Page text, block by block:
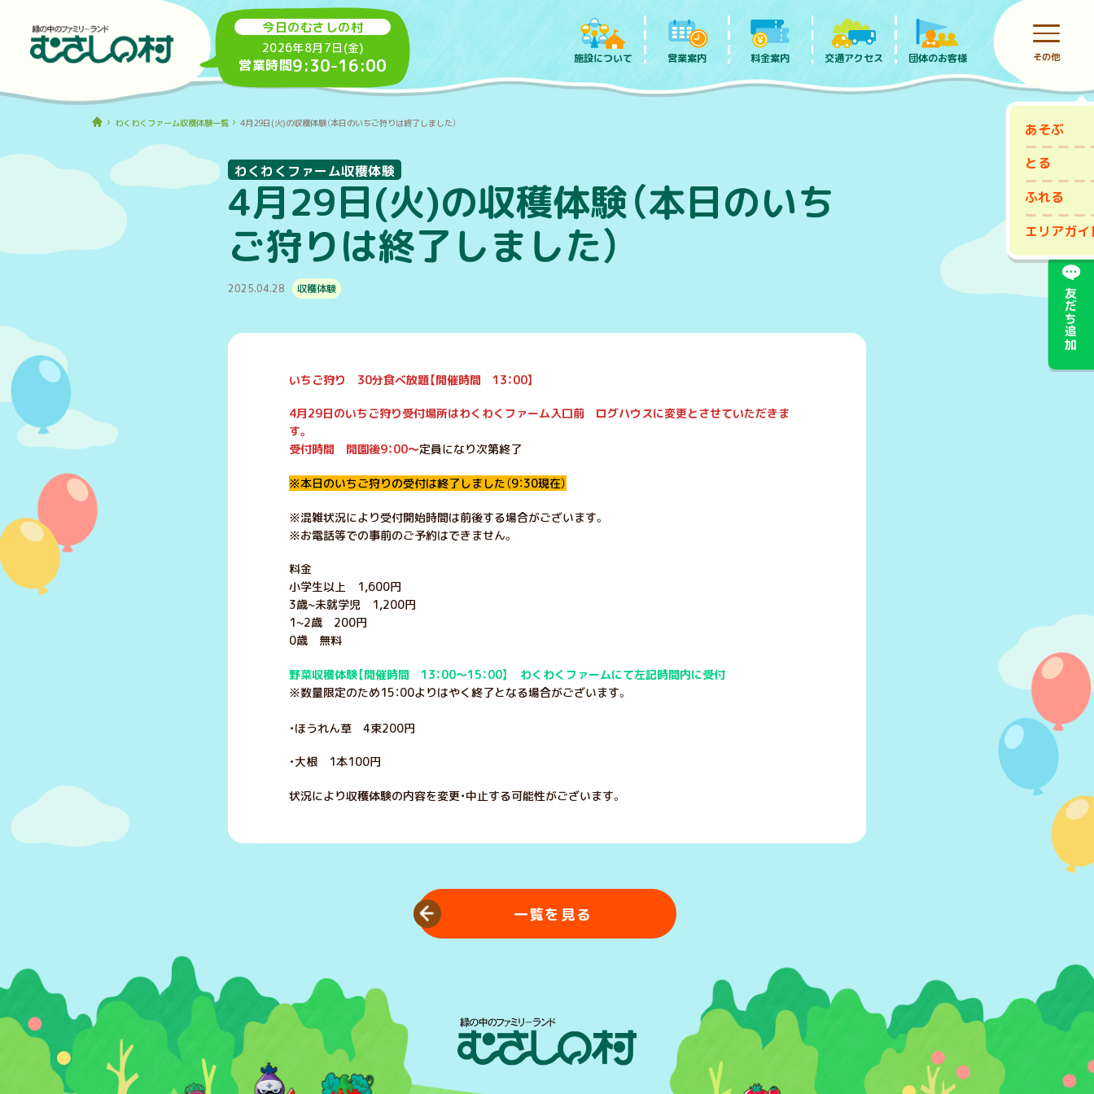
今日のむさしの村
2026年8月7日(金)
営業時間9:30-16:00 施設について
あそぶ
とる
ふれる
エリアガイ
営業案内 料金案内 交通アクセス 団体のお客様 その他
前売りチケット
友だち追加
わくわくファーム収穫体験一覧 4月29日(火)の収穫体験（本日のいちご狩りは終了しました）
4月29日(火)の収穫体験（本日のいち
ご狩りは終了しました）
わくわくファーム収穫体験
2025.04.28 収穫体験
いちご狩り 30分食べ放題【開催時間 13：00】
4月29日のいちご狩り受付場所はわくわくファーム入口前 ログハウスに変更とさせていただきま
す。
受付時間 開園後9：00～定員になり次第終了
※本日のいちご狩りの受付は終了しました（9：30現在）
※混雑状況により受付開始時間は前後する場合がございます。
※お電話等での事前のご予約はできません。
料金
小学生以上 1,600円
3歳~未就学児 1,200円
1~2歳 200円
0歳 無料
野菜収穫体験【開催時間 13：00～15：00】 わくわくファームにて左記時間内に受付
※数量限定のため15：00よりはやく終了となる場合がございます。
・ほうれん草 4束200円
・大根 1本100円
状況により収穫体験の内容を変更・中止する可能性がございます。
一覧を見る